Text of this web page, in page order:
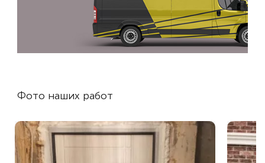
Фото наших работ